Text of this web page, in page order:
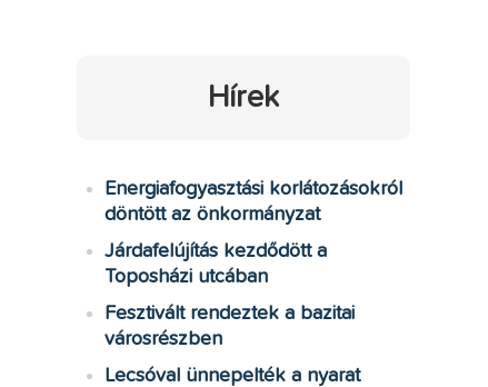
Hírek
Energiafogyasztási korlátozásokról
döntött az önkormányzat
Járdafelújítás kezdődött a
Toposházi utcában
Fesztivált rendeztek a bazitai
városrészben
Lecsóval ünnepelték a nyarat